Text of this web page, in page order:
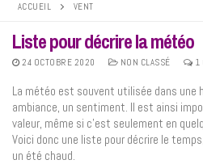
ACCUEIL VENT
Liste pour décrire la météo
24 OCTOBRE 2020 NON CLASSÉ 1
La météo est souvent utilisée dans une
ambiance, un sentiment. Il est ainsi
valeur, même si c’est seulement en
Voici donc une liste pour décrire le
un été chaud.